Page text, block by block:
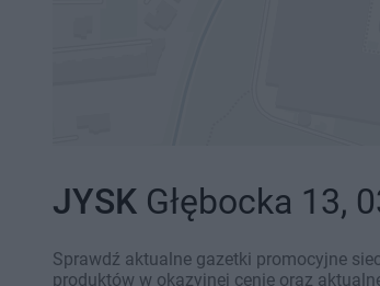
JYSK Głębocka 13,
Sprawdź aktualne gazetki promocyjne
produktów w okazyjnej cenie oraz